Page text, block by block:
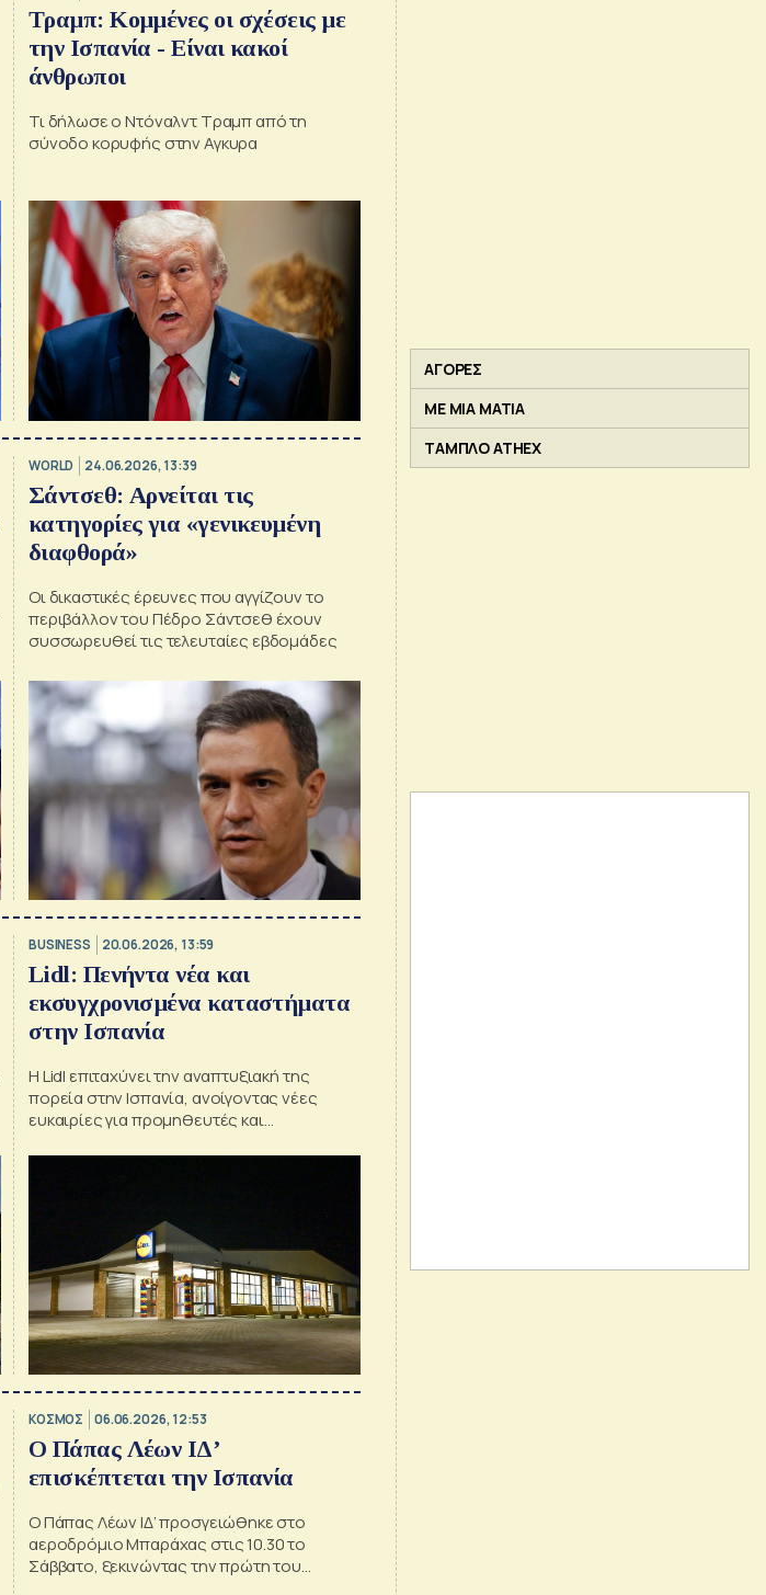
Τραμπ: Κομμένες οι σχέσεις με
την Ισπανία - Είναι κακοί
άνθρωποι
Τι δήλωσε ο Ντόναλντ Τραμπ από τη
σύνοδο κορυφής στην Αγκυρα
WORLD 24.06.2026, 13:39
Σάντσεθ: Αρνείται τις
κατηγορίες για «γενικευμένη
διαφθορά»
Οι δικαστικές έρευνες που αγγίζουν το
περιβάλλον του Πέδρο Σάντσεθ έχουν
συσσωρευθεί τις τελευταίες εβδομάδες
BUSINESS 20.06.2026, 13:59
Lidl: Πενήντα νέα και
εκσυγχρονισμένα καταστήματα
στην Ισπανία
Η Lidl επιταχύνει την αναπτυξιακή της
πορεία στην Ισπανία, ανοίγοντας νέες
ευκαιρίες για προμηθευτές και
στην ευρωπαϊκή αγορά
ΚΟΣΜΟΣ 06.06.2026, 12:53
Ο Πάπας Λέων ΙΔ’
επισκέπτεται την Ισπανία
Ο Πάπας Λέων ΙΔ’ προσγειώθηκε στο
αεροδρόμιο Μπαράχας στις 10.30 το
Σάββατο, ξεκινώντας την πρώτη του
ΑΓΟΡΕΣ
ΜΕ ΜΙΑ ΜΑΤΙΑ
ΤΑΜΠΛΟ ATHEX